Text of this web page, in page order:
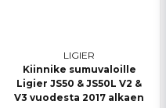
LIGIER
Kiinnike sumuvaloille
Ligier JS50 & JS50L V2 &
V3 vuodesta 2017 alkaen